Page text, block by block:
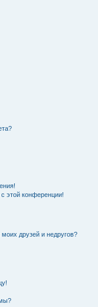
этой конференции!
друзей и недругов?